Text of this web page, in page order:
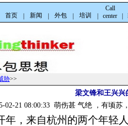
首页 新闻 外包 培训
Call
center
胁>>
梁文锋和王兴兴
02-21 08:00:33 萌伤甚 气绝 ，有顷
年，来自杭州的两个年轻